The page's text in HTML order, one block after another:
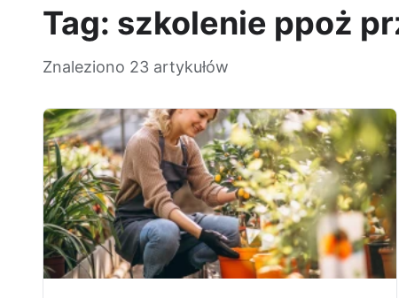
Tag: szkolenie ppoż
Znaleziono 23 artykułów